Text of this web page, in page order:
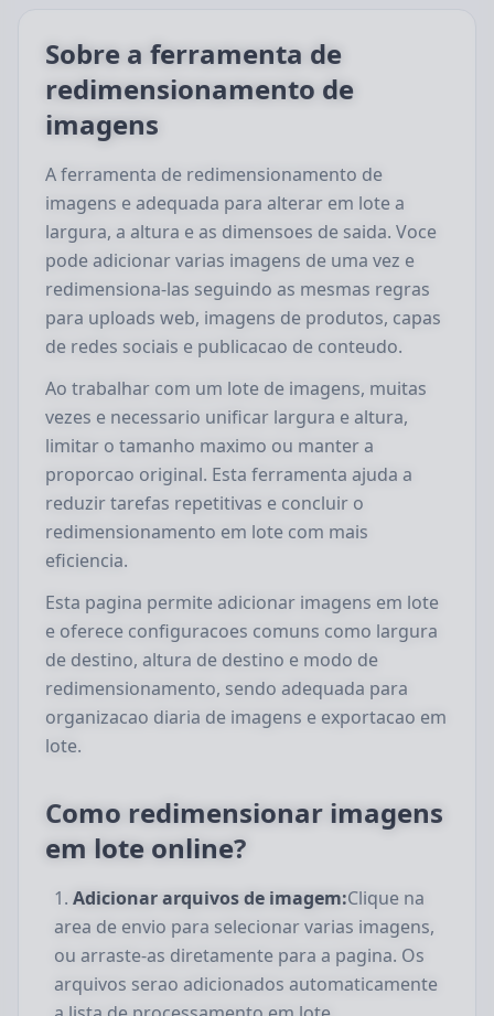
Sobre a ferramenta de
redimensionamento de
imagens
A ferramenta de redimensionamento de
imagens e adequada para alterar em lote a
largura, a altura e as dimensoes de saida. Voce
pode adicionar varias imagens de uma vez e
redimensiona-las seguindo as mesmas regras
para uploads web, imagens de produtos, capas
de redes sociais e publicacao de conteudo.
Ao trabalhar com um lote de imagens, muitas
vezes e necessario unificar largura e altura,
limitar o tamanho maximo ou manter a
proporcao original. Esta ferramenta ajuda a
reduzir tarefas repetitivas e concluir o
redimensionamento em lote com mais
eficiencia.
Esta pagina permite adicionar imagens em lote
e oferece configuracoes comuns como largura
de destino, altura de destino e modo de
redimensionamento, sendo adequada para
organizacao diaria de imagens e exportacao em
lote.
Como redimensionar imagens
em lote online?
Adicionar arquivos de imagem:Clique na
area de envio para selecionar varias imagens,
ou arraste-as diretamente para a pagina. Os
arquivos serao adicionados automaticamente